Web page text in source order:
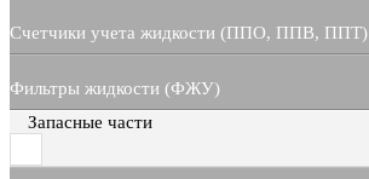
Счетчики учета жидкости (ППО, ППВ, ППТ)
Фильтры жидкости (ФЖУ)
Запасные части